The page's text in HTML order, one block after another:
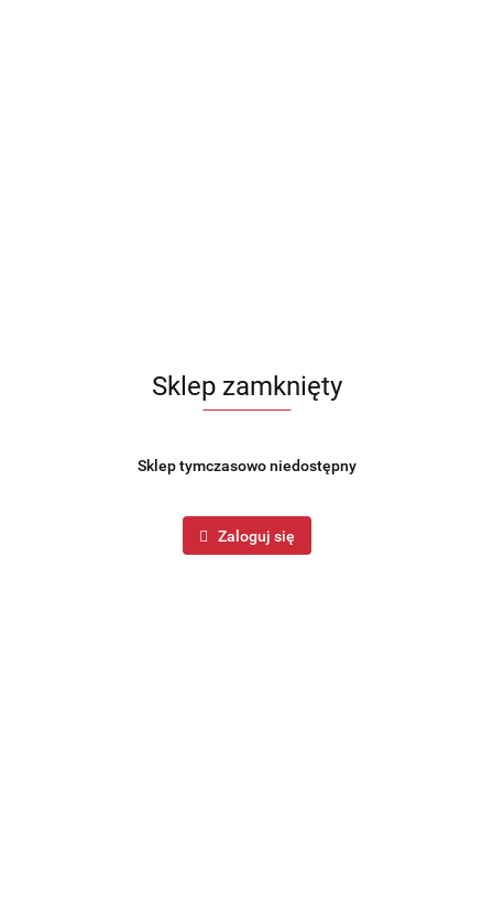
Sklep zamknięty
Sklep tymczasowo niedostępny
Zaloguj się